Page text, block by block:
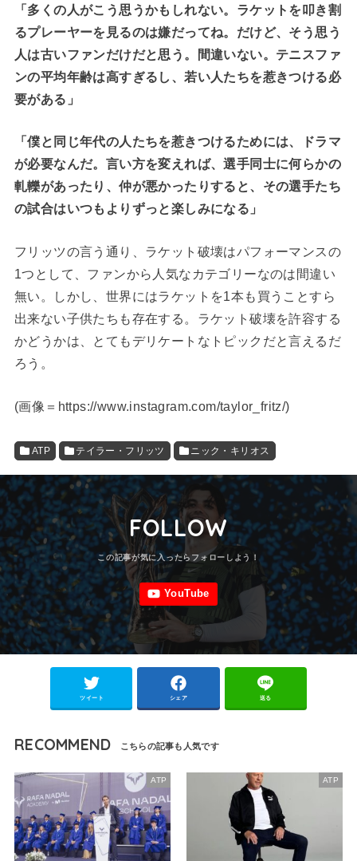
「多くの人がこう思うかもしれない。ラケットを叩き割
るプレーヤーを見るのは嫌だってね。だけど、そう思う
人は古いファンだけだと思う。間違いない。テニスファ
ンの平均年齢は高すぎるし、若い人たちを惹きつける必
要がある」
「僕と同じ年代の人たちを惹きつけるためには、ドラマ
が必要なんだ。言い方を変えれば、選手同士に何らかの
軋轢があったり、仲が悪かったりすると、その選手たち
の試合はいつもよりずっと楽しみになる」
フリッツの言う通り、ラケット破壊はパフォーマンスの
1つとして、ファンから人気なカテゴリーなのは間違い
無い。しかし、世界にはラケットを1本も買うことすら
出来ない子供たちも存在する。ラケット破壊を許容する
かどうかは、とてもデリケートなトピックだと言えるだ
ろう。
(画像＝https://www.instagram.com/taylor_fritz/)
ATP テイラー・フリッツ ニック・キリオス
FOLLOW
ツイート シェア 送る
RECOMMEND
ATP ATP